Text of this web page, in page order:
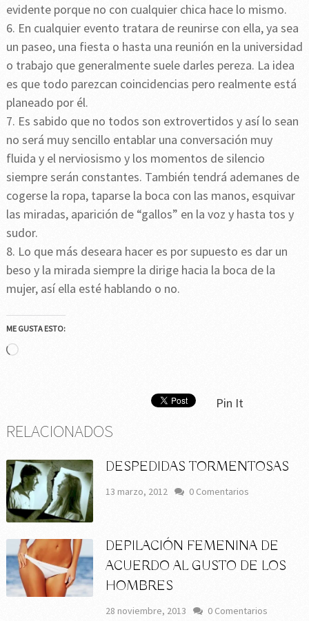
evidente porque no con cualquier chica hace lo mismo.
6. En cualquier evento tratara de reunirse con ella, ya sea
un paseo, una fiesta o hasta una reunión en la universidad
o trabajo que generalmente suele darles pereza. La idea
es que todo parezcan coincidencias pero realmente está
planeado por él.
7. Es sabido que no todos son extrovertidos y así lo sean
no será muy sencillo entablar una conversación muy
fluida y el nerviosismo y los momentos de silencio
siempre serán constantes. También tendrá ademanes de
cogerse la ropa, taparse la boca con las manos, esquivar
las miradas, aparición de “gallos” en la voz y hasta tos y
sudor.
8. Lo que más deseara hacer es por supuesto es dar un
beso y la mirada siempre la dirige hacia la boca de la
mujer, así ella esté hablando o no.
ME GUSTA ESTO:
Cargando...
Pin It
RELACIONADOS
DESPEDIDAS TORMENTOSAS
13 marzo, 2012 0 Comentarios
DEPILACIÓN FEMENINA DE
ACUERDO AL GUSTO DE LOS
HOMBRES
28 noviembre, 2013 0 Comentarios